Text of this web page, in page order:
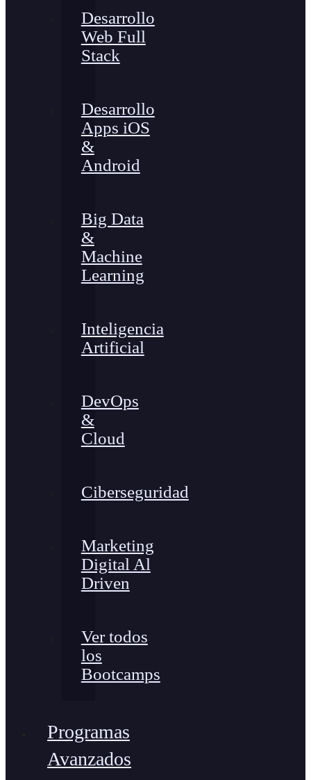
Desarrollo
Web Full
Stack
Desarrollo
Apps iOS
&
Android
Big Data
&
Machine
Learning
Inteligencia
Artificial
DevOps
&
Cloud
Ciberseguridad
Marketing
Digital Al
Driven
Ver todos
los
Bootcamps
Programas
Avanzados